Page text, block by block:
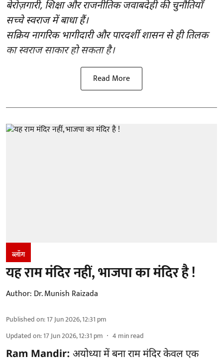
बेरोज़गारी, शिक्षा और राजनीतिक जवाबदेही की चुनौतियाँ
सच्चे स्वराज में बाधा हैं।
सक्रिय नागरिक भागीदारी और पारदर्शी शासन से ही तिलक
का स्वराज साकार हो सकता है।
Read More
ब्लॉग
यह राम मंदिर नहीं, भाजपा का मंदिर है !
Author: Dr. Munish Raizada
Published on:17 Jun 2026, 12:31 pm
Updated on:17 Jun 2026, 12:31 pm 4 min read
Ram Mandir: अयोध्या में बना राम मंदिर केवल एक